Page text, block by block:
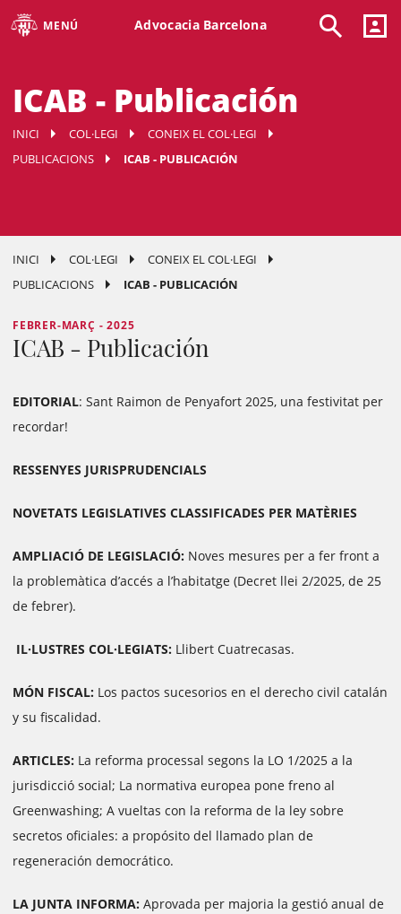
MENÚ Advocacia Barcelona
ICAB - Publicación
INICI COL·LEGI
CONEIX EL COL·LEGI
PUBLICACIONS
ICAB - PUBLICACIÓN
INICI COL·LEGI
CONEIX EL COL·LEGI
PUBLICACIONS
ICAB - PUBLICACIÓN
FEBRER-MARÇ - 2025
ICAB - Publicación
EDITORIAL: Sant Raimon de Penyafort 2025, una festivitat per
recordar!
RESSENYES JURISPRUDENCIALS
NOVETATS LEGISLATIVES CLASSIFICADES PER MATÈRIES
AMPLIACIÓ DE LEGISLACIÓ: Noves mesures per a fer front a
la problemàtica d’accés a l’habitatge (Decret llei 2/2025, de 25
de febrer).
IL·LUSTRES COL·LEGIATS: Llibert Cuatrecasas.
MÓN FISCAL: Los pactos sucesorios en el derecho civil catalán
y su fiscalidad.
ARTICLES: La reforma processal segons la LO 1/2025 a la
jurisdicció social; La normativa europea pone freno al
Greenwashing; A vueltas con la reforma de la ley sobre
secretos oficiales: a propósito del llamado plan de
regeneración democrático.
LA JUNTA INFORMA: Aprovada per majoria la gestió anual de